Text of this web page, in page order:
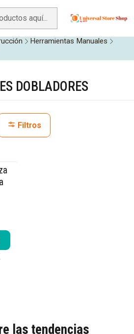
$19.990EN ZONA CENTRO
Herramientas Manuales
DOBLADORES
Filtros
las tendencias